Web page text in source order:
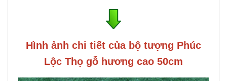
Hình ảnh chi tiết của bộ tượng Phúc
Lộc Thọ gỗ hương cao 50cm